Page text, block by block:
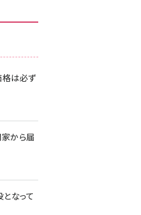
は必ず
から届
なって